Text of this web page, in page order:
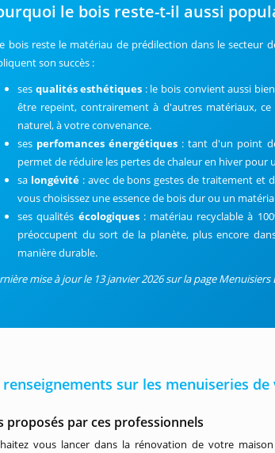
le bois reste-t-il aussi
bois reste le matériau de prédilection dans le secteur
son succès :
ses qualités esthétiques : le bois convient aussi
être repeint, contrairement à d'autres matériaux,
naturel, à votre convenance.
ses perfomances énergétiques : tant d'un point
permet de réduire les pertes de chaleur en hiver pour
sa longévité : avec de bons gestes de traitement et
vous choisissez une essence de bois dur ou un
ses qualités écologiques : matériau recyclable à
préoccupent du sort de la planète, plus encore
manière durable.
mise à jour le 13 janvier 2026 sur la page Menuisiers
sur les menuiseries
proposés par ces professionnels
vous lancer dans la rénovation de votre